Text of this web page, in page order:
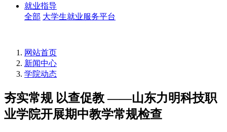
就业指导
全部 大学生就业服务平台
网站首页
新闻中心
学院动态
夯实常规 以查促教 ——山东力明科技职
业学院开展期中教学常规检查